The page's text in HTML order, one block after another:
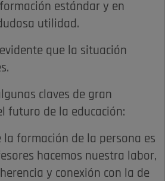
estándar y en
utilidad.
que la situación
claves de gran
futuro de la educación:
la formación de la persona es
hacemos nuestra labor,
y conexión con la de